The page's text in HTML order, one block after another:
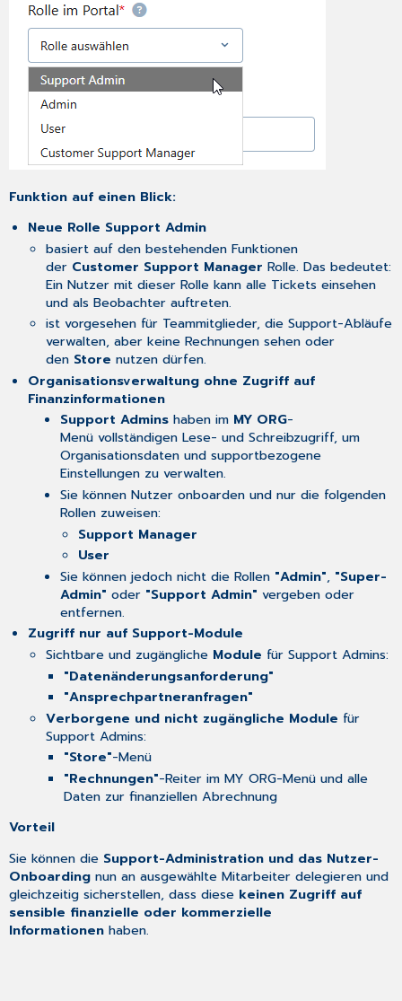
in Formular
zur
Ticketerstellung und Support
Wizard
Unterstützung
von
Sonderzeichen
Feld "Externe
Konsolidierte
für
Ticket-
Updates
IDEA
SPACE
Automatische
Übersetzung
von
Ideen
Funktion auf einen Blick:
Neue Rolle Support Admin
basiert auf den bestehenden Funktionen
der Customer Support Manager Rolle. Das bedeutet:
Ein Nutzer mit dieser Rolle kann alle Tickets einsehen
und als Beobachter auftreten.
ist vorgesehen für Teammitglieder, die Support-Abläufe
verwalten, aber keine Rechnungen sehen oder
den Store nutzen dürfen.
Organisationsverwaltung ohne Zugriff auf
Finanzinformationen
Support Adminshaben im MY ORG-
Menü vollständigen Lese- und Schreibzugriff, um
Organisationsdaten und supportbezogene
Einstellungen zu verwalten.
Sie können Nutzer onboarden und nur die folgenden
Rollen zuweisen:
Support Manager
User
Sie können jedoch nicht die Rollen "Admin", "Super-
Admin" oder "Support Admin" vergeben oder
entfernen.
Zugriff nur auf Support-Module
Sichtbare und zugängliche Module für Support Admins:
"Datenänderungsanforderung"
"Ansprechpartneranfragen"
Verborgene und nicht zugängliche Module für
Support Admins:
"Store"-Menü
"Rechnungen"-Reiter im MY ORG-Menü und alle
Daten zur finanziellen Abrechnung
Vorteil
Sie können die Support-Administration und das Nutzer-
Onboarding nun an ausgewählte Mitarbeiter delegieren und
gleichzeitig sicherstellen, dass diese keinen Zugriff auf
sensible finanzielle oder kommerzielle
Informationen haben.